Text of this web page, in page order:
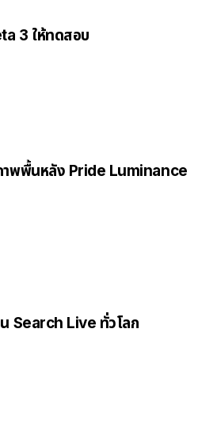
3 ให้ทดสอบ
พพื้นหลัง Pride Luminance
น Search Live ทั่วโลก